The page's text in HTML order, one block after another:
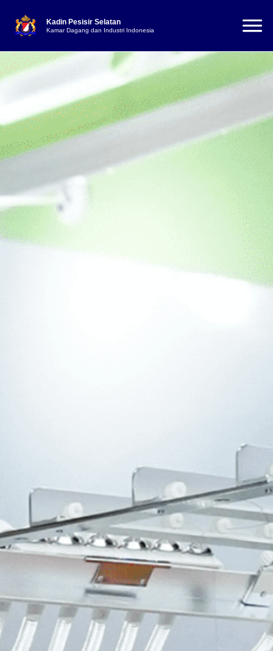
Kadin Pesisir Selatan
Kamar Dagang dan Industri Indonesia